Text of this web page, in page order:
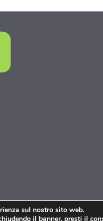
sul nostro sito web.
il banner, presti il